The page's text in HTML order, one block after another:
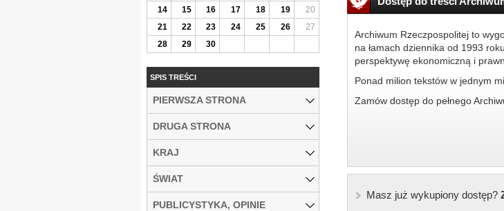
Archiwum Rzeczpospolitej to
na łamach dziennika od 1993
perspektywę ekonomiczną i
Ponad milion tekstów w jednym
Zamów dostęp do pełnego
Masz już wykupiony dostęp?
14
15 16 17 18 19
20
21
22 23 24 25 26
27
28
29 30
SPIS TREŚCI
PIERWSZA STRONA
DRUGA STRONA
KRAJ
ŚWIAT
PUBLICYSTYKA, OPINIE